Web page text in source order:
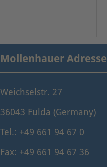
Mollenhauer Adresse
Weichselstr. 27
36043 Fulda (Germany)
Tel.: +49 661 94 67 0
Fax: +49 661 94 67 36